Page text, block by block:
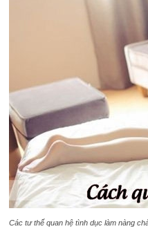
Các tư thế quan hệ tình dục làm nàng